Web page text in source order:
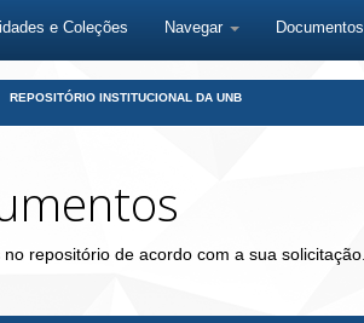
e Coleções Navegar Documentos
REPOSITÓRIO INSTITUCIONAL DA UNB
repositório de acordo com a sua solicitação.